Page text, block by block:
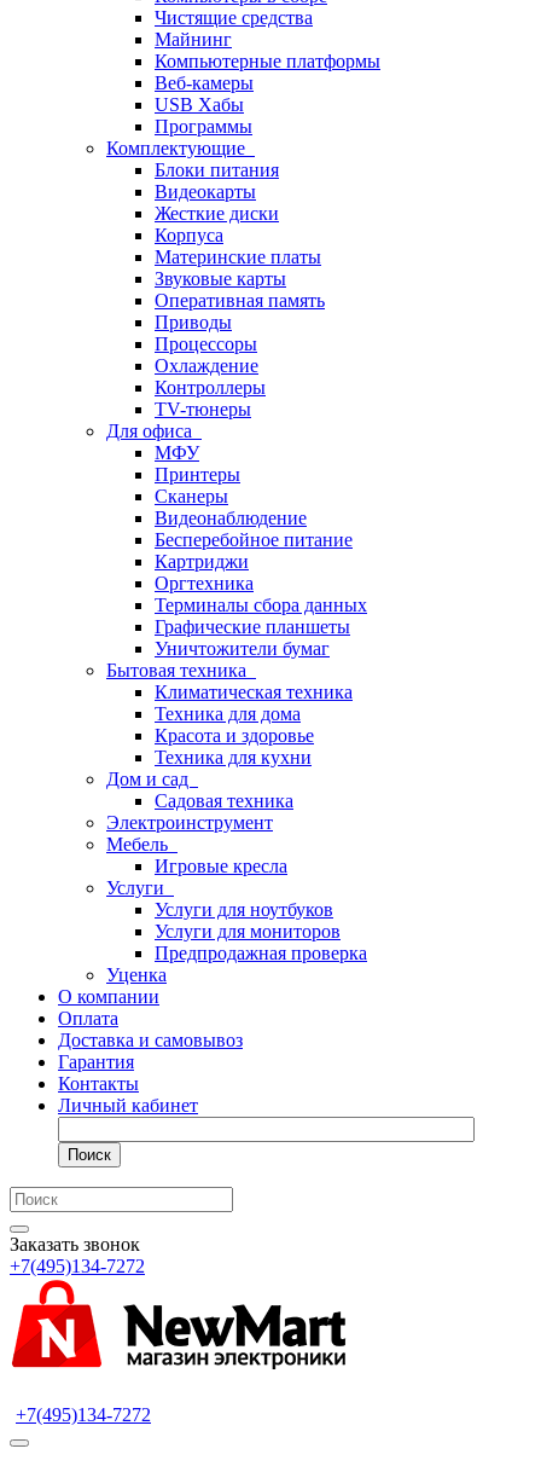
Чистящие средства
Майнинг
Компьютерные платформы
Веб-камеры
USB Хабы
Программы
Комплектующие
Блоки питания
Видеокарты
Жесткие диски
Корпуса
Материнские платы
Звуковые карты
Оперативная память
Приводы
Процессоры
Охлаждение
Контроллеры
TV-тюнеры
Для офиса
МФУ
Принтеры
Сканеры
Видеонаблюдение
Бесперебойное питание
Картриджи
Оргтехника
Терминалы сбора данных
Графические планшеты
Уничтожители бумаг
Бытовая техника
Климатическая техника
Техника для дома
Красота и здоровье
Техника для кухни
Дом и сад
Садовая техника
Электроинструмент
Мебель
Игровые кресла
Услуги
Услуги для ноутбуков
Услуги для мониторов
Предпродажная проверка
Уценка
О компании
Оплата
Доставка и самовывоз
Гарантия
Контакты
Личный кабинет
Поиск
Заказать звонок
+7(495)134-7272
+7(495)134-7272